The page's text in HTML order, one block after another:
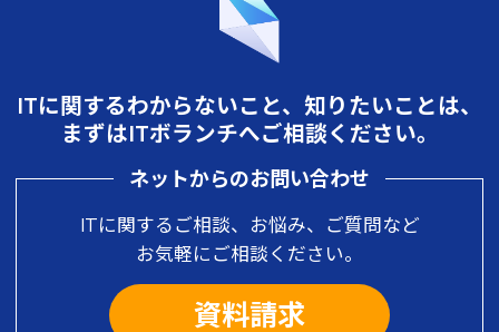
ITに関するわからないこと、知りたいことは、
まずはITボランチへご相談ください。
ネットからのお問い合わせ
ITに関するご相談、お悩み、ご質問など
お気軽にご相談ください。
資料請求